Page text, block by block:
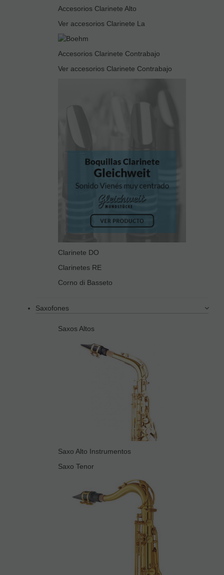
Accesorios Clarinete Alto
Ver accesorios Clarinete La
Accesorios Clarinete Contrabajo
Ver accesorios Clarinete Contrabajo
Clarinete DO
Clarinetes RE
Corno di Basseto
Saxofones
Saxos Altos
Saxo Alto Instrumentos
Saxo Tenor